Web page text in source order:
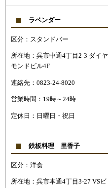
ラベンダー
区分：スタンドバー
所在地：呉市中通4丁目2-3 ダイヤ
モンドビル4F
連絡先：0823-24-8020
営業時間：19時～24時
定休日：日曜日・祝日
鉄板料理 里香子
区分：洋食
所在地：呉市本通4丁目3-27 VSビ